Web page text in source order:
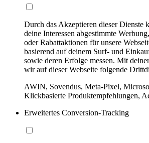
Durch das Akzeptieren dieser Dienste
deine Interessen abgestimmte
oder Rabattaktionen für unsere
basierend auf deinem Surf- und
sowie deren Erfolge messen. Mit
wir auf dieser Webseite folgende
AWIN, Sovendus, Meta-Pixel,
Klickbasierte Produktempfehlungen,
Erweitertes Conversion-Tracking